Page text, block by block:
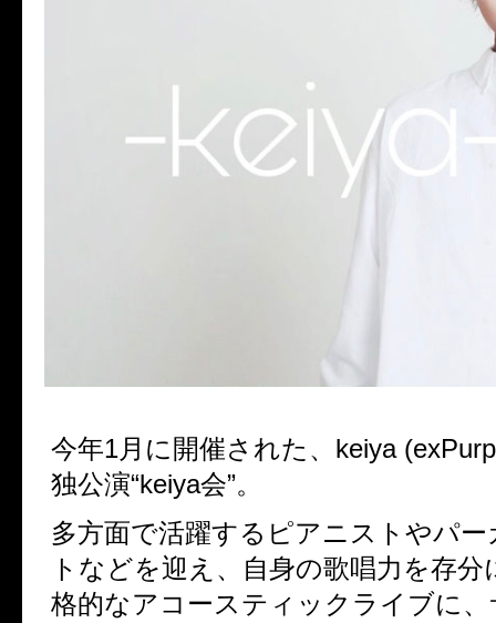
今年1月に開催された、keiya
独公演“keiya会”。
多方面で活躍するピアニストやパ
トなどを迎え、自身の歌唱力を存分
格的なアコースティックライブに